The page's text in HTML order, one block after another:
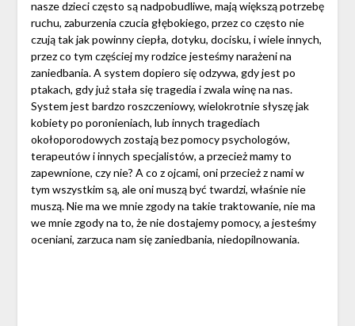
nasze dzieci często są nadpobudliwe, mają większą potrzebę
ruchu, zaburzenia czucia głębokiego, przez co często nie
czują tak jak powinny ciepła, dotyku, docisku, i wiele innych,
przez co tym częściej my rodzice jesteśmy narażeni na
zaniedbania. A system dopiero się odzywa, gdy jest po
ptakach, gdy już stała się tragedia i zwala winę na nas.
System jest bardzo roszczeniowy, wielokrotnie słyszę jak
kobiety po poronieniach, lub innych tragediach
okołoporodowych zostają bez pomocy psychologów,
terapeutów i innych specjalistów, a przecież mamy to
zapewnione, czy nie? A co z ojcami, oni przecież z nami w
tym wszystkim są, ale oni muszą być twardzi, właśnie nie
muszą. Nie ma we mnie zgody na takie traktowanie, nie ma
we mnie zgody na to, że nie dostajemy pomocy, a jesteśmy
oceniani, zarzuca nam się zaniedbania, niedopilnowania.